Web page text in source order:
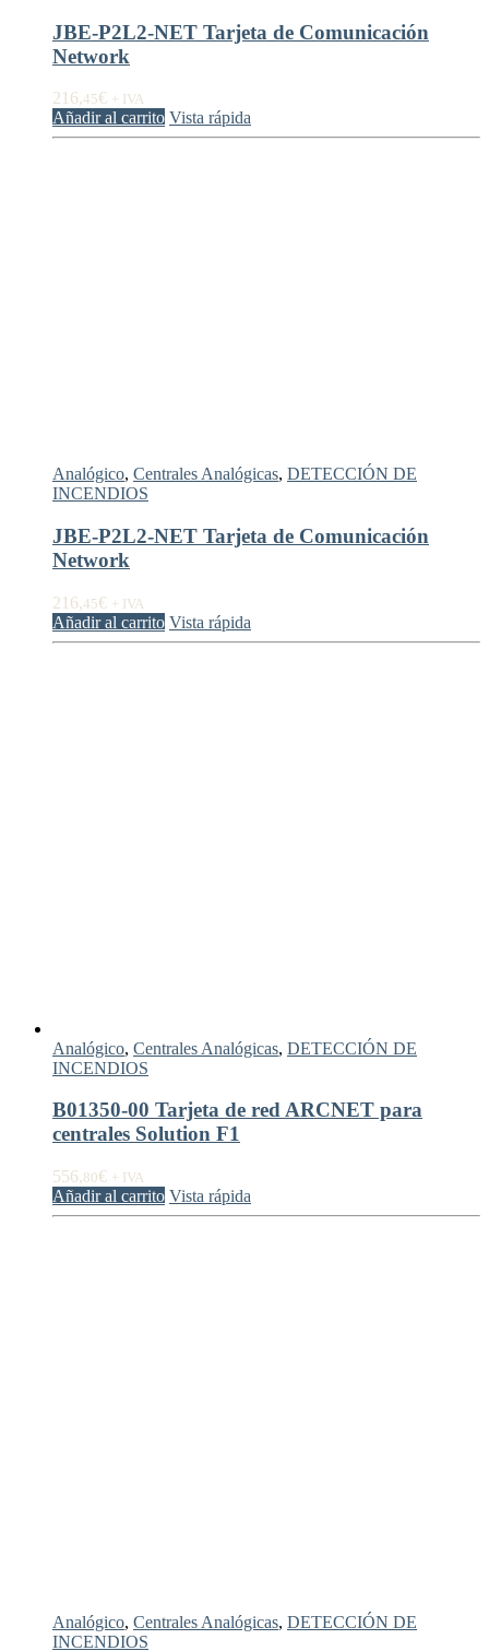
JBE-P2L2-NET Tarjeta de Comunicación
Network
216,45€ + IVA
Añadir al carrito Vista rápida
Analógico, Centrales Analógicas, DETECCIÓN DE
INCENDIOS
JBE-P2L2-NET Tarjeta de Comunicación
Network
216,45€ + IVA
Añadir al carrito Vista rápida
Analógico, Centrales Analógicas, DETECCIÓN DE
INCENDIOS
B01350-00 Tarjeta de red ARCNET para
centrales Solution F1
556,80€ + IVA
Añadir al carrito Vista rápida
Analógico, Centrales Analógicas, DETECCIÓN DE
INCENDIOS